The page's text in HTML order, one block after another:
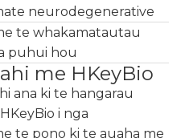
neurodegenerative
te whakamatautau
puhui hou
me HKeyBio
ana ki te hangarau
i nga
te pono ki te auaha me